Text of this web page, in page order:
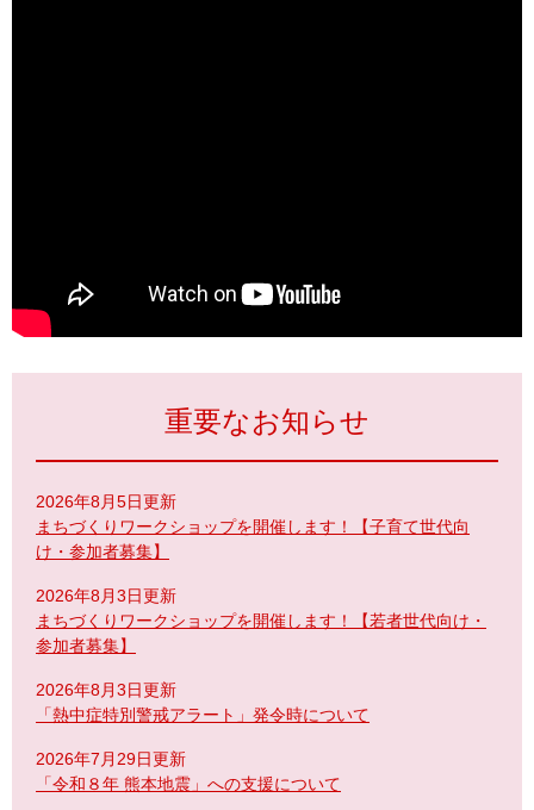
重要なお知らせ
2026年8月5日更新
まちづくりワークショップを開催します！【子育て世代向
け・参加者募集】
2026年8月3日更新
まちづくりワークショップを開催します！【若者世代向け・
参加者募集】
2026年8月3日更新
「熱中症特別警戒アラート」発令時について
2026年7月29日更新
「令和８年 熊本地震」への支援について